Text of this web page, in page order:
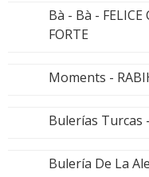
Bà - Bà - FELICE
FORTE
Moments -
Bulerías Turcas
Bulería De La